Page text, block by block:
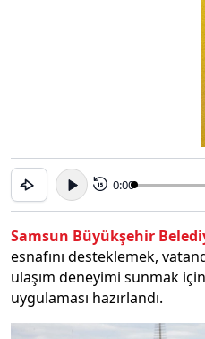
15 0:00
Samsun Büyükşehir
esnafını desteklemek,
ulaşım deneyimi sunmak
uygulaması hazırlandı.